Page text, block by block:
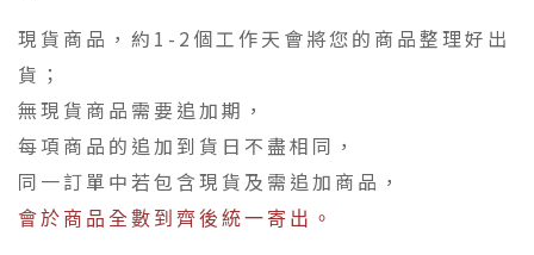
現貨商品，約1-2個工作天會將您的商品整理好出
貨；
無現貨商品需要追加期，
每項商品的追加到貨日不盡相同，
同一訂單中若包含現貨及需追加商品，
會於商品全數到齊後統一寄出。